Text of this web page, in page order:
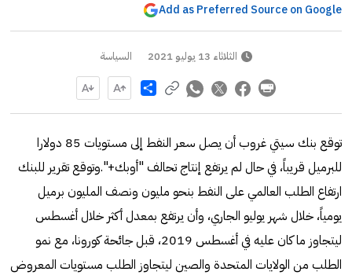
Add as Preferred Source on Google
الثلاثاء 13 يوليو 2021 السياسة
Share
توقع بنك سيتي غروب أن يصل سعر النفط إلى مستويات 85 دولارا
للبرميل قريباً، في حال لم يرتفع إنتاج تحالف "أوبك+".وتوقع تقرير للبنك
ارتفاع الطلب العالمي على النفط بنحو مليون ونصف المليون برميل
يومياً، خلال شهر يوليو الجاري، وأن يرتفع بمعدل أكثر خلال أغسطس
ليتجاوز ما كان عليه في أغسطس 2019، قبل جائحة كورونا، مع نمو
الطلب من الولايات المتحدة والصين ليتجاوز الطلب مستويات المعروض